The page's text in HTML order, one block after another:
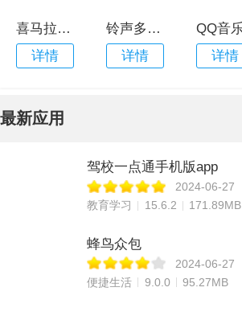
喜马拉雅最新版本
详情
铃声多多手机铃声最新版
详情
详情
最新应用
驾校一点通手机版app
2024-06-27
教育学习
15.6.2 171.89MB
蜂鸟众包
2024-06-27
便捷生活
9.0.0 95.27MB